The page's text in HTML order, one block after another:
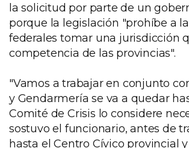
la solicitud por parte de un
porque la legislación "prohíbe a
federales tomar una jurisdicción
competencia de las provincias".
"Vamos a trabajar en conjunto
y Gendarmería se va a quedar
Comité de Crisis lo considere
sostuvo el funcionario, antes de
hasta el Centro Cívico provincial